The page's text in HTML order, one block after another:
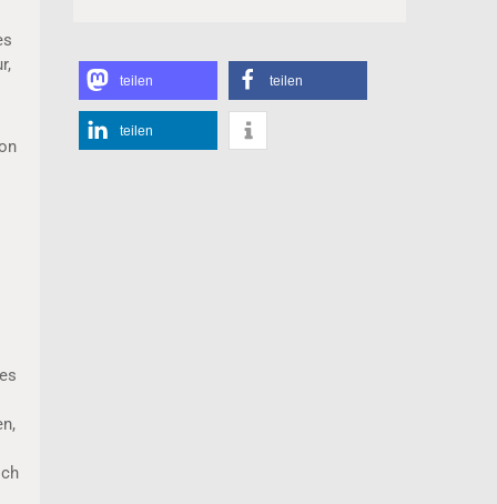
teilen teilen
teilen